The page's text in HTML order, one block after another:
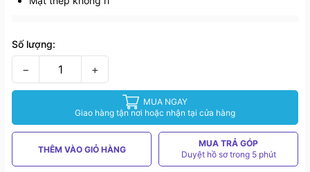
Số lượng:
− +
MUA NGAY
Giao hàng tận nơi hoặc nhận tại cửa hàng
THÊM VÀO GIỎ HÀNG
MUA TRẢ GÓP
Duyệt hồ sơ trong 5 phút